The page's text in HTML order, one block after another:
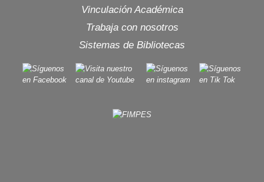
Vinculación Académica
Trabaja con nosotros
Sistemas de Bibliotecas